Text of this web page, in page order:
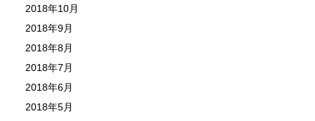
2018年10月
2018年9月
2018年8月
2018年7月
2018年6月
2018年5月